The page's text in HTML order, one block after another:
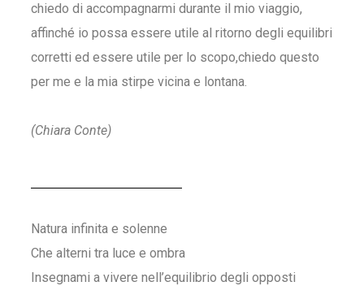
chiedo di accompagnarmi durante il mio viaggio,
affinché io possa essere utile al ritorno degli equilibri
corretti ed essere utile per lo scopo,chiedo questo
per me e la mia stirpe vicina e lontana.
(Chiara Conte)
Natura infinita e solenne
Che alterni tra luce e ombra
Insegnami a vivere nell’equilibrio degli opposti